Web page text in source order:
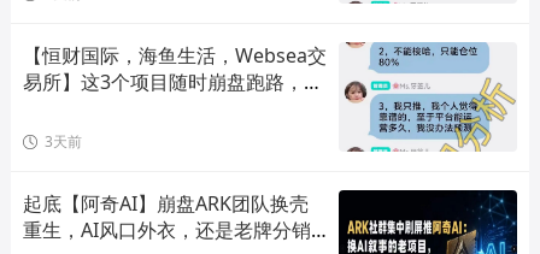
【恒财国际，海鱼生活，Websea交
易所】这3个项目随时崩盘跑路，赶
3天前
起底【阿奇AI】崩盘ARK团队换壳
重生，AI风口外衣，还是老牌分销